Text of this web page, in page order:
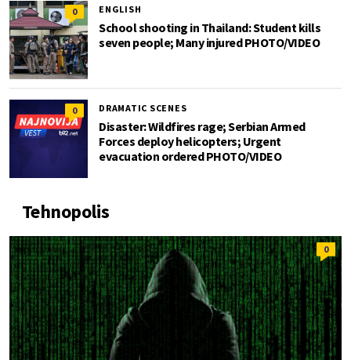
0 ENGLISH
School shooting in Thailand: Student kills
seven people; Many injured PHOTO/VIDEO
0 DRAMATIC SCENES
Disaster: Wildfires rage; Serbian Armed
Forces deploy helicopters; Urgent
evacuation ordered PHOTO/VIDEO
Tehnopolis
0